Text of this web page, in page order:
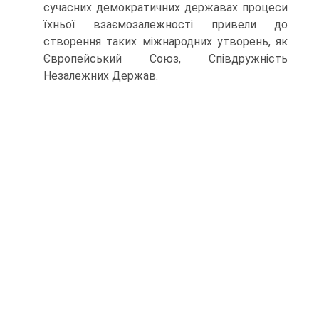
сучасних демократичних державах процеси
їхньої взаємозалежності привели до
створення таких міжнародних утворень, як
Європейський Союз, Співдружність
Незалежних Держав.